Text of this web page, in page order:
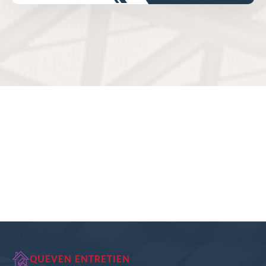
QUEVEN ENTRETIEN